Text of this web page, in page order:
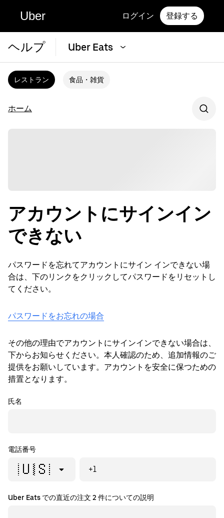
Uber ログイン 登録する
ヘルプ Uber Eats
レストラン 食品・雑貨
ホーム
アカウントにサインイン
できない
パスワードを忘れてアカウントにサイン インできない場
合は、下のリンクをクリックしてパスワードをリセットし
てください。
パスワードをお忘れの場合
その他の理由でアカウントにサインインできない場合は、
下からお知らせください。本人確認のため、追加情報のご
提供をお願いしています。アカウントを安全に保つための
措置となります。
氏名
電話番号
🇺🇸 +1
Uber Eats での直近の注文 2 件についての説明